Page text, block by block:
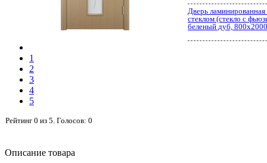
1
2
3
4
5
Рейтинг 0 из 5. Голосов: 0
Дверь
стеклом (стекло с
беленый дуб,
Описание товара